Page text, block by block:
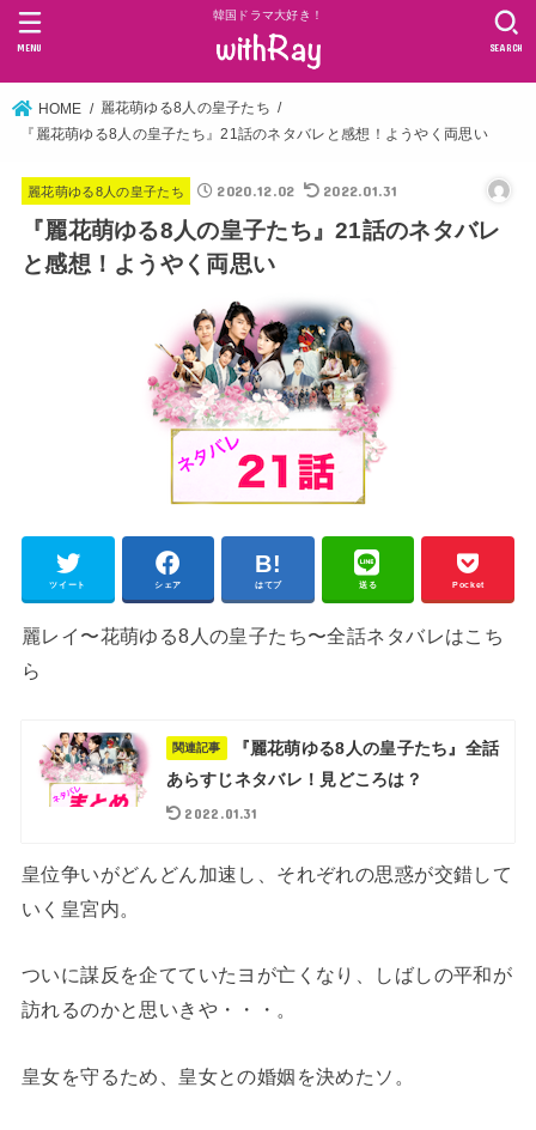
韓国ドラマ大好き！
SEARCH
MENU
HOME
麗花萌ゆる8人の皇子たち
『麗花萌ゆる8人の皇子たち』21話のネタバレと感想！ようやく両思い
麗花萌ゆる8人の皇子たち 2020.12.02 2022.01.31
『麗花萌ゆる8人の皇子たち』21話のネタバレ
と感想！ようやく両思い
ツイート シェア はてブ 送る Pocket
麗レイ〜花萌ゆる8人の皇子たち〜全話ネタバレはこち
ら
関連記事
『麗花萌ゆる8人の皇子たち』全話
あらすじネタバレ！見どころは？
2022.01.31
皇位争いがどんどん加速し、それぞれの思惑が交錯して
いく皇宮内。
ついに謀反を企てていたヨが亡くなり、しばしの平和が
訪れるのかと思いきや・・・。
皇女を守るため、皇女との婚姻を決めたソ。